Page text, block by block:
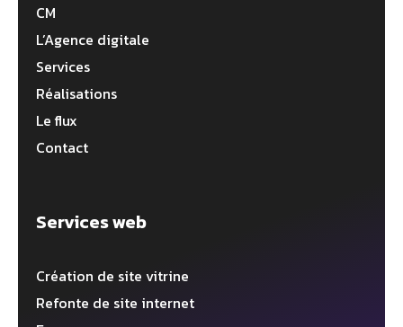
CM
L’Agence digitale
Services
Réalisations
Le flux
Contact
Services web
Création de site vitrine
Refonte de site internet